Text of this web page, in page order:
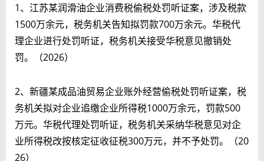
1、江苏某润滑油企业消费税偷税处罚听证案，涉及税款
1500万余元，税务机关告知拟罚款700万余元。华税代
理企业进行处罚听证，税务机关接受华税意见撤销处
罚。（2026）
2、新疆某成品油贸易企业账外经营偷税处罚听证案，税
务机关拟对企业追缴企业所得税1000万余元，罚款500
万元。华税代理处罚听证，税务机关采纳华税意见对企
业所得税改按核定征收征税300万元，并不予处罚。（20
26）